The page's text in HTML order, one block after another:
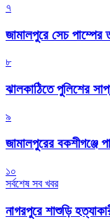
৭
জামালপুরে সেচ পাম্পের
৮
‎ঝালকাঠিতে পুলিশের
৯
জামালপুরের বকশীগঞ্জে
১০
সর্বশেষ সব খবর
নাগরপুরে শাশুড়ি